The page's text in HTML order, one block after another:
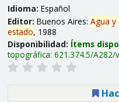
Idioma: Español
Editor: Buenos Aires: Agua y
estado, 1988
Disponibilidad: Ítems
topográfica: 621.374.5/A282/